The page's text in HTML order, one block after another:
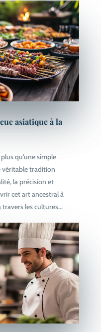
asiatique à la
qu'une simple
véritable tradition
la précision et
cet art ancestral à
les cultures...